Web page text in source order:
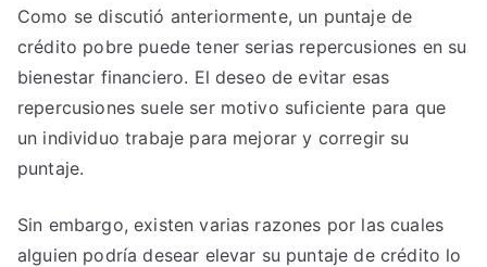
Como se discutió anteriormente, un puntaje de
crédito pobre puede tener serias repercusiones en su
bienestar financiero. El deseo de evitar esas
repercusiones suele ser motivo suficiente para que
un individuo trabaje para mejorar y corregir su
puntaje.
Sin embargo, existen varias razones por las cuales
alguien podría desear elevar su puntaje de crédito lo